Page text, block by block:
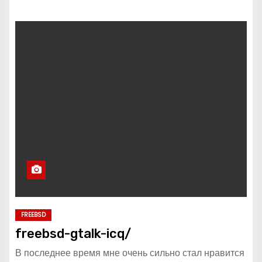
FREEBSD
freebsd-gtalk-icq/
В последнее время мне очень сильно стал нравится